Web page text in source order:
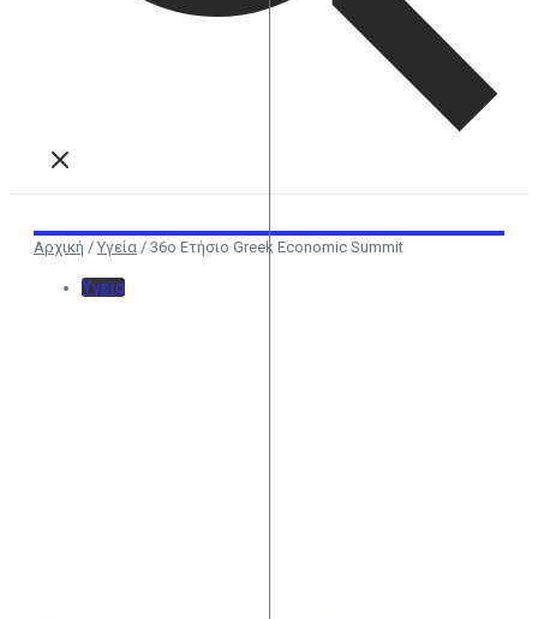
Αρχική / Υγεία / 36ο Ετήσιο Greek Economic Summit
Υγεία